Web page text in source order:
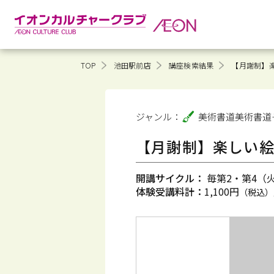
TOP 池田駅前店 講座検索結果 【月謝制】
ジャンル： 美術書道美術書
【月謝制】楽しい
開講サイクル： 毎第2・第4（
体験受講料計： 1,100円 （税込